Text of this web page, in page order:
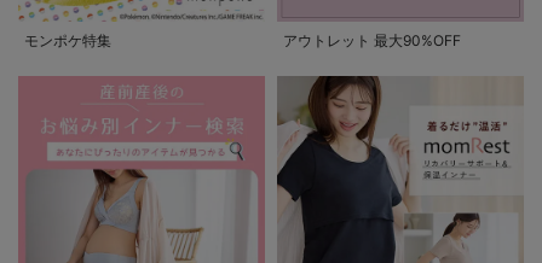
モンポケ特集 アウトレット 最大90%OFF